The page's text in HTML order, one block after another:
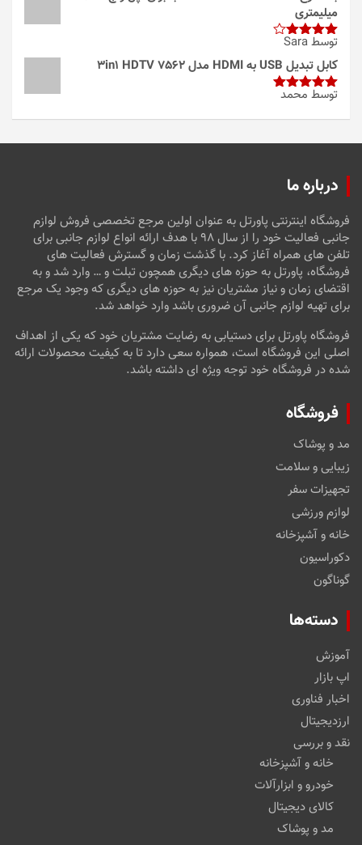
میلیمتری
امتیاز4
از 5
توسط Sara
کابل تبدیل USB به HDMI مدل 3in1 HDTV 7562
امتیاز5از
توسط محمد
درباره ما
فروشگاه اینترنتی پاورتل به عنوان اولین مرجع تخصصی فروش لوازم
جانبی فعالیت خود را از سال ۹۸ با هدف ارائه انواع لوازم جانبی برای
تلفن های همراه آغاز کرد. با گذشت زمان و گسترش فعالیت های
فروشگاه، پاورتل به حوزه های دیگری همچون تبلت و … وارد شد و به
اقتضای زمان و نیاز مشتریان نیز به حوزه های دیگری که وجود یک مرجع
برای تهیه لوازم جانبی آن ضروری باشد وارد خواهد شد.
فروشگاه پاورتل برای دستیابی به رضایت مشتریان خود که یکی از اهداف
اصلی این فروشگاه است، همواره سعی دارد تا به کیفیت محصولات ارائه
شده در فروشگاه خود توجه ویژه ای داشته باشد.
فروشگاه
مد و پوشاک
زیبایی و سلامت
تجهیزات سفر
لوازم ورزشی
خانه و آشپزخانه
دکوراسیون
گوناگون
دسته‌ها
آموزش
اپ بازار
اخبار فناوری
ارزدیجیتال
نقد و بررسی
خانه و آشپزخانه
خودرو و ابزارآلات
کالای دیجیتال
مد و پوشاک